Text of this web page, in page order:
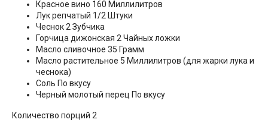
Красное вино 160 Миллилитров
Лук репчатый 1/2 Штуки
Чеснок 2 Зубчика
Горчица дижонская 2 Чайных ложки
Масло сливочное 35 Грамм
Масло растительное 5 Миллилитров (для жарки лука и
чеснока)
Соль По вкусу
Черный молотый перец По вкусу
Количество порций 2